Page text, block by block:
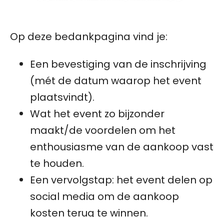
Op deze bedankpagina vind je:
Een bevestiging van de inschrijving
(mét de datum waarop het event
plaatsvindt).
Wat het event zo bijzonder
maakt/de voordelen om het
enthousiasme van de aankoop vast
te houden.
Een vervolgstap: het event delen op
social media om de aankoop
kosten terug te winnen.